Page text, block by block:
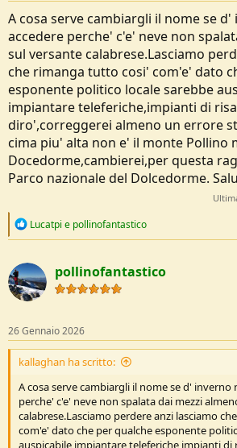
A cosa serve cambiargli il nome se
accedere perche' c'e' neve non
sul versante calabrese.Lasciamo
che rimanga tutto cosi' com'e' dato
esponente politico locale sarebbe
impiantare teleferiche,impianti di
diro',correggerei almeno un errore
cima piu' alta non e' il monte Pollino
Docedorme,cambierei,per questa
Parco nazionale del Dolcedorme.
R
c
t
i
o
s
:
Lucatpi e pollinofantastico
pollinofantastico
26 Gennaio 2026
kallaghan ha scritto:
A cosa serve cambiargli il nome se d' inverno
perche' c'e' neve non spalata dai mezzi
calabrese.Lasciamo perdere anzi lasciamo
com'e' dato che per qualche esponente
auspicabile impiantare teleferiche,impianti di